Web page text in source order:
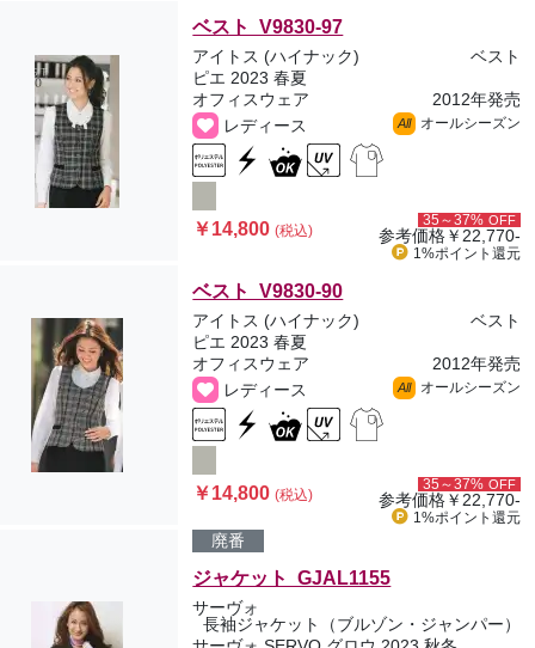
ベスト V9830-97
アイトス (ハイナック)
ベスト
ピエ 2023 春夏
オフィスウェア
2012年発売
レディース
All オールシーズン
￥14,800(税込)
35～37% OFF
参考価格￥22,770-
1%ポイント 還元
ベスト V9830-90
アイトス (ハイナック)
ベスト
ピエ 2023 春夏
オフィスウェア
2012年発売
レディース
All オールシーズン
￥14,800(税込)
35～37% OFF
参考価格￥22,770-
1%ポイント 還元
廃番
ジャケット GJAL1155
サーヴォ
長袖ジャケット（ブルゾン・ジャンパー）